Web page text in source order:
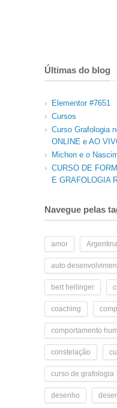
Últimas do blog
Elementor #7651
Cursos
Curso Grafologia
ONLINE e AO
Michon e o
CURSO DE
E GRAFOLOGIA
Navegue pelas
amor
auto
bert hellinger
coaching
comportamento
constelação
curso de grafologia
desenho